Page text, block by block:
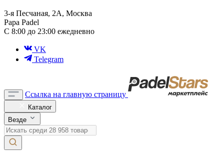
3-я Песчаная, 2А, Москва
Papa Padel
С 8:00 до 23:00 ежедневно
VK
Telegram
Ссылка на главную страницу
Каталог
Везде